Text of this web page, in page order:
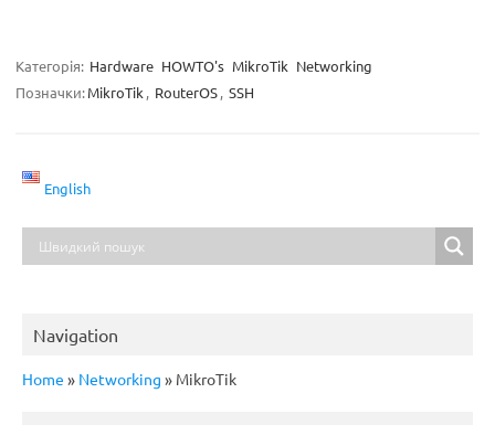
Категорія: Hardware HOWTO's MikroTik Networking
Позначки:MikroTik, RouterOS, SSH
English
Navigation
Home » Networking » MikroTik